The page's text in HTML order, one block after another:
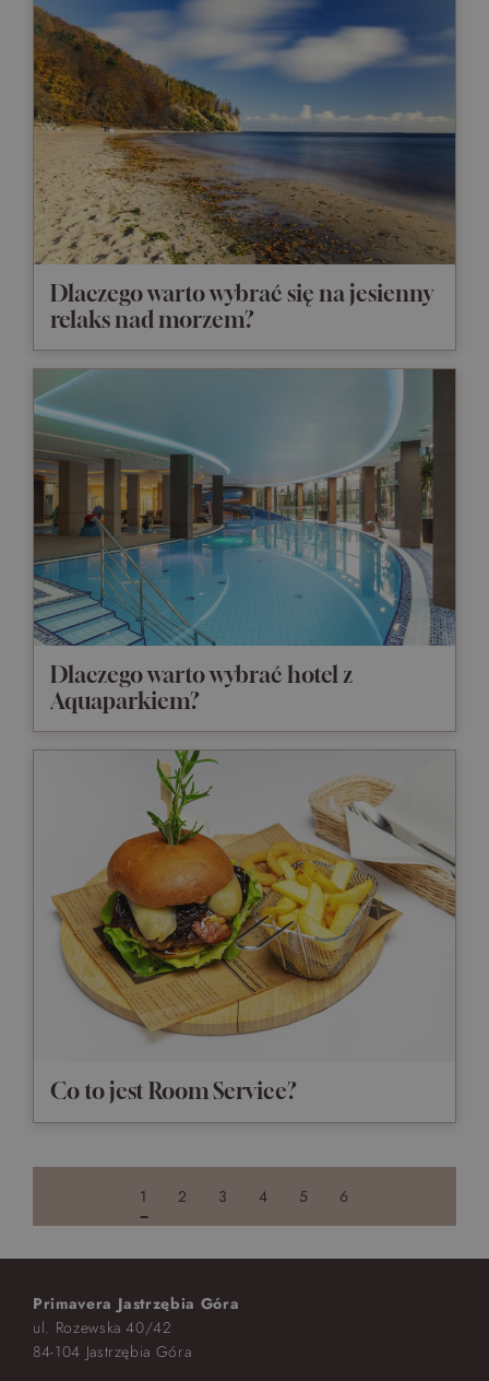
Dlaczego warto wybrać się na jesienny
relaks nad morzem?
Dlaczego warto wybrać hotel z
Aquaparkiem?
Co to jest Room Service?
1 2 3 4 5 6
Primavera Jastrzębia Góra
ul. Rozewska 40/42
84-104 Jastrzębia Góra